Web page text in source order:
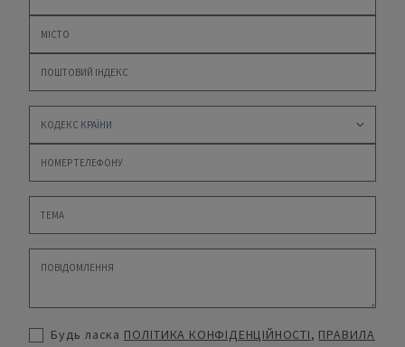
Будь ласка ПОЛІТИКА КОНФІДЕНЦІЙНОСТІ, ПРАВИЛА